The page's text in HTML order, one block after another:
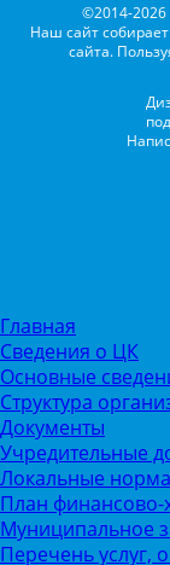
©2014-
Наш сайт
сайта.
Главная
Сведения о ЦК
Основные
Структура
Документы
Учредительные
Локальные
План финансово-
Муниципальное
Перечень услуг,